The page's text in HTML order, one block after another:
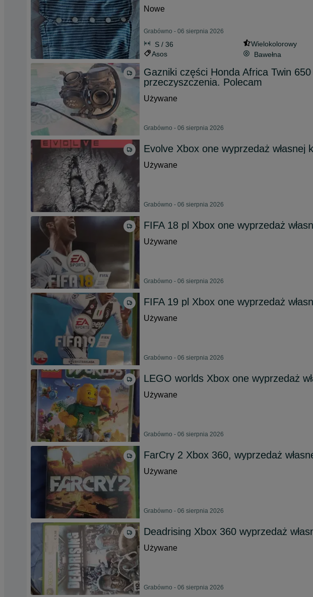
Nowe
Grabówno - 06 sierpnia 2026
S / 36
Wielokolorowy
Asos
Bawełna
Gazniki części Honda Africa Twin
przeczyszczenia. Polecam
Używane
Grabówno - 06 sierpnia 2026
Evolve Xbox one wyprzedaż własnej
Używane
Grabówno - 06 sierpnia 2026
FIFA 18 pl Xbox one wyprzedaż
Używane
Grabówno - 06 sierpnia 2026
FIFA 19 pl Xbox one wyprzedaż
Używane
Grabówno - 06 sierpnia 2026
LEGO worlds Xbox one wyprzedaż
Używane
Grabówno - 06 sierpnia 2026
FarCry 2 Xbox 360, wyprzedaż
Używane
Grabówno - 06 sierpnia 2026
Deadrising Xbox 360 wyprzedaż
Używane
Grabówno - 06 sierpnia 2026